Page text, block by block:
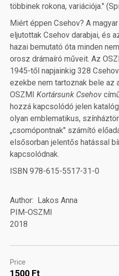
többinek rokona, variációja."
Miért éppen Csehov? A
eljutottak Csehov darabjai, és
hazai bemutató óta minden
orosz drámaíró műveit. Az
1945-től napjainkig 328
ezekbe nem tartoznak bele az
OSZMI Kortársunk Csehov
hozzá kapcsolódó jelen
olyan emblematikus,
„csomópontnak" számító
elsősorban jelentős hatással
kapcsolódnak.
ISBN 978-615-5517-31-0
Author
Lakos Anna
PIM-OSZMI
2018
Price
1500 Ft